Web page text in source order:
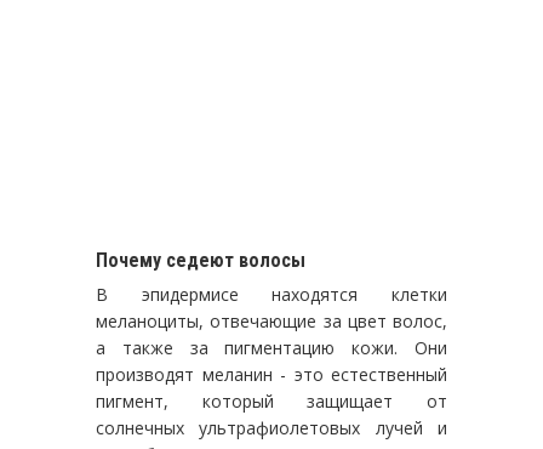
Почему седеют волосы
В эпидермисе находятся клетки
меланоциты, отвечающие за цвет волос,
а также за пигментацию кожи. Они
производят меланин - это естественный
пигмент, который защищает от
солнечных ультрафиолетовых лучей и